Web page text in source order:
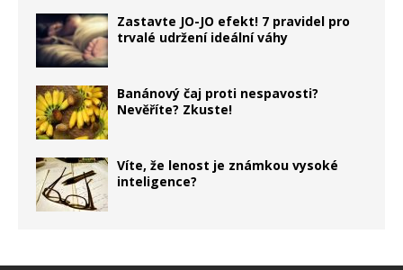
Zastavte JO-JO efekt! 7 pravidel pro
trvalé udržení ideální váhy
Banánový čaj proti nespavosti?
Nevěříte? Zkuste!
Víte, že lenost je známkou vysoké
inteligence?